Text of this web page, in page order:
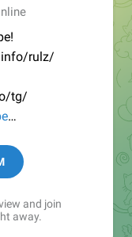
rulz/
tg/
and join
away.